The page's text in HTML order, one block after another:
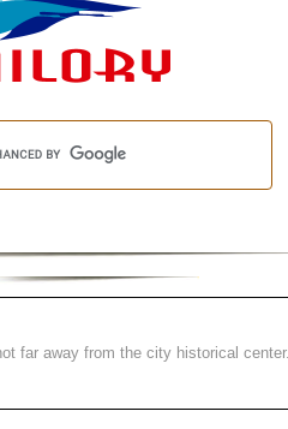
far away from the city historical center.